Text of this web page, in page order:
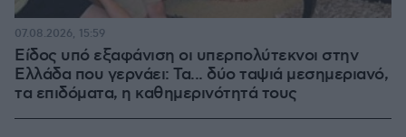
Είδος υπό εξαφάνιση οι υπερπολύτεκνοι στην
Ελλάδα που γερνάει: Τα... δύο ταψιά μεσημεριανό,
τα επιδόματα, η καθημερινότητά τους
07.08.2026, 15:59